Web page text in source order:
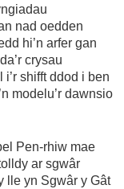
nad oedden
hi’n arfer gan
crysau
shifft ddod i ben
modelu’r dawnsio
Pen-rhiw mae
ar sgwâr
lle yn Sgwâr y Gât